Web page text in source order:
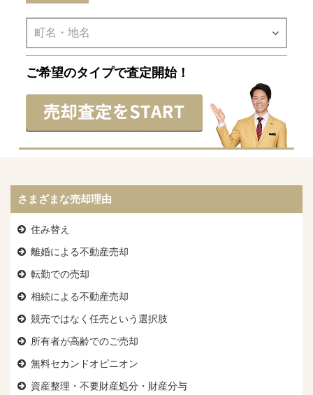
ご希望のタイプで査定開始！
さまざまな売却理由
住み替え
離婚による不動産売却
転勤での売却
相続による不動産売却
競売ではなく任売という選択肢
所有者が高齢でのご売却
無料セカンドオピニオン
資産整理・不要財産処分・財産分与